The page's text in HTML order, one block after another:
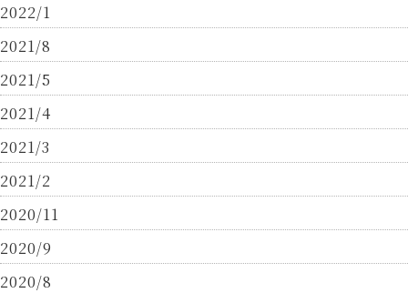
2022/1
2021/8
2021/5
2021/4
2021/3
2021/2
2020/11
2020/9
2020/8